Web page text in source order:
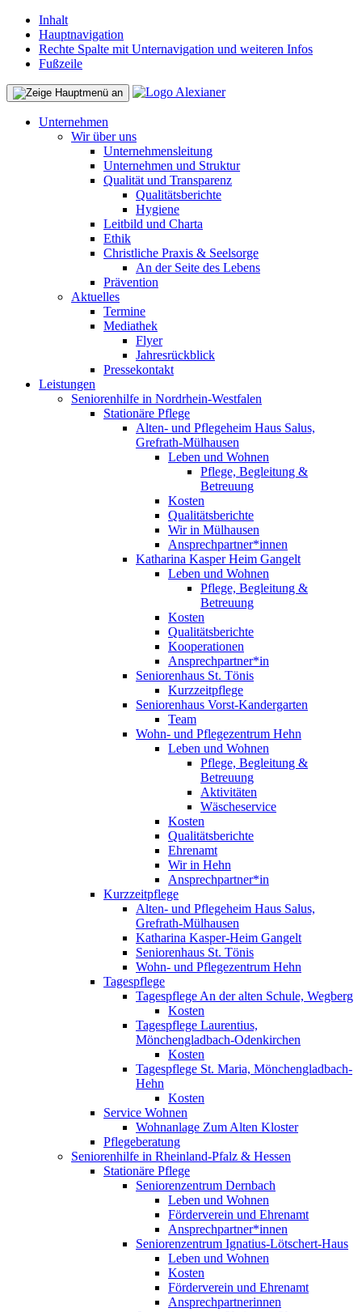
Inhalt
Hauptnavigation
Rechte Spalte mit Unternavigation und weiteren Infos
Fußzeile
Unternehmen
Wir über uns
Unternehmensleitung
Unternehmen und Struktur
Qualität und Transparenz
Qualitätsberichte
Hygiene
Leitbild und Charta
Ethik
Christliche Praxis & Seelsorge
An der Seite des Lebens
Prävention
Aktuelles
Termine
Mediathek
Flyer
Jahresrückblick
Pressekontakt
Leistungen
Seniorenhilfe in Nordrhein-Westfalen
Stationäre Pflege
Alten- und Pflegeheim Haus Salus,
Grefrath-Mülhausen
Leben und Wohnen
Pflege, Begleitung &
Betreuung
Kosten
Qualitätsberichte
Wir in Mülhausen
Ansprechpartner*innen
Katharina Kasper Heim Gangelt
Leben und Wohnen
Pflege, Begleitung &
Betreuung
Kosten
Qualitätsberichte
Kooperationen
Ansprechpartner*in
Seniorenhaus St. Tönis
Kurzzeitpflege
Seniorenhaus Vorst-Kandergarten
Team
Wohn- und Pflegezentrum Hehn
Leben und Wohnen
Pflege, Begleitung &
Betreuung
Aktivitäten
Wäscheservice
Kosten
Qualitätsberichte
Ehrenamt
Wir in Hehn
Ansprechpartner*in
Kurzzeitpflege
Alten- und Pflegeheim Haus Salus,
Grefrath-Mülhausen
Katharina Kasper-Heim Gangelt
Seniorenhaus St. Tönis
Wohn- und Pflegezentrum Hehn
Tagespflege
Tagespflege An der alten Schule, Wegberg
Kosten
Tagespflege Laurentius,
Mönchengladbach-Odenkirchen
Kosten
Tagespflege St. Maria, Mönchengladbach-
Hehn
Kosten
Service Wohnen
Wohnanlage Zum Alten Kloster
Pflegeberatung
Seniorenhilfe in Rheinland-Pfalz & Hessen
Stationäre Pflege
Seniorenzentrum Dernbach
Leben und Wohnen
Förderverein und Ehrenamt
Ansprechpartner*innen
Seniorenzentrum Ignatius-Lötschert-Haus
Leben und Wohnen
Kosten
Förderverein und Ehrenamt
Ansprechpartnerinnen